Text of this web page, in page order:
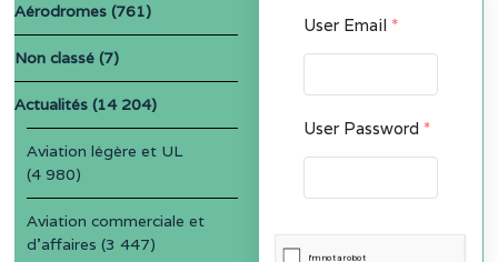
User Email *
User Password *
Aérodromes (761)
Non classé (7)
Actualités (14 204)
Aviation légère et UL
(4 980)
Aviation commerciale et
d'affaires (3 447)